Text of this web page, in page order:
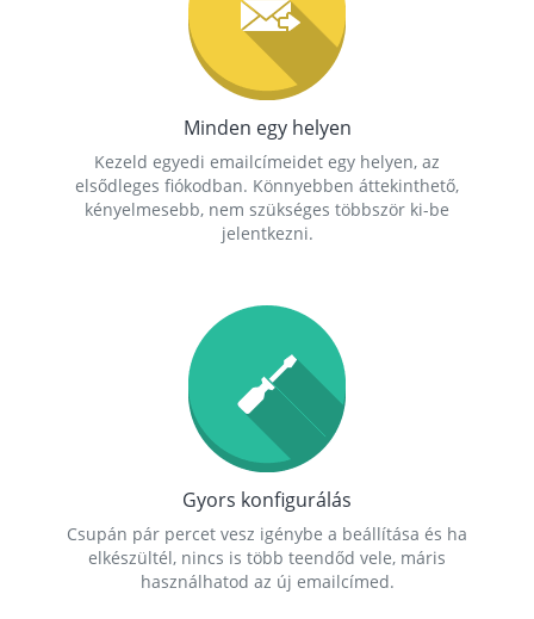
Minden egy helyen
Kezeld egyedi emailcímeidet egy helyen, az
elsődleges fiókodban. Könnyebben áttekinthető,
kényelmesebb, nem szükséges többször ki-be
jelentkezni.
Gyors konfigurálás
Csupán pár percet vesz igénybe a beállítása és ha
elkészültél, nincs is több teendőd vele, máris
használhatod az új emailcímed.